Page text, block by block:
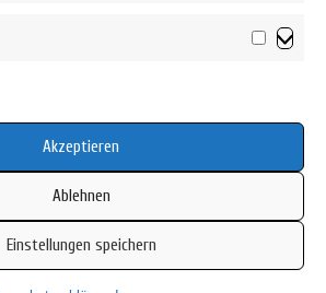
Akzeptieren
Ablehnen
Einstellungen speichern
Richtlinie (EU)
© 2026 Mamsell Su